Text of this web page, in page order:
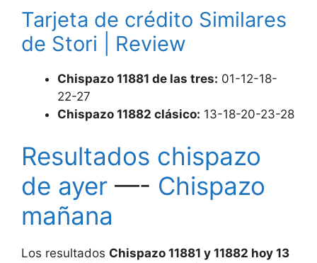
Tarjeta de crédito Similares
de Stori | Review
Chispazo 11881 de las tres: 01-12-18-
22-27
Chispazo 11882 clásico: 13-18-20-23-28
Resultados chispazo
de ayer —- Chispazo
mañana
Los resultados Chispazo 11881 y 11882 hoy 13